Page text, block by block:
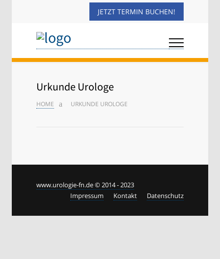
JETZT TERMIN BUCHEN!
Urkunde Urologe
HOME URKUNDE UROLOGE
www.urologie-fn.de © 2014 - 2023
Impressum
Kontakt Datenschutz